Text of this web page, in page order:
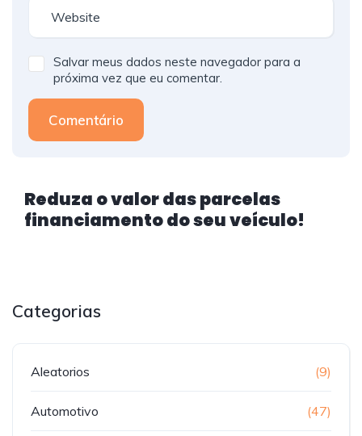
Salvar meus dados neste navegador para a
próxima vez que eu comentar.
Comentário
Reduza o valor das parcelas
financiamento do seu veículo!
Categorias
Aleatorios (9)
Automotivo (47)